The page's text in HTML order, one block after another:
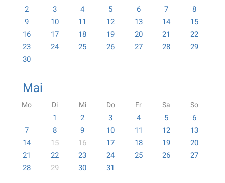
2
3 4 5 6 7
8
9
10 11 12 13 14
15
16
17 18 19 20 21
22
23
24 25 26 27 28
29
30
Mai
Mo Di Mi Do Fr Sa So
1 2 3 4 5
6
7
8 9 10 11 12
13
14
15 16 17 18 19
20
21
22 23 24 25 26
27
28
29 30 31